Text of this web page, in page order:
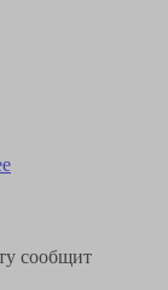
сообщит